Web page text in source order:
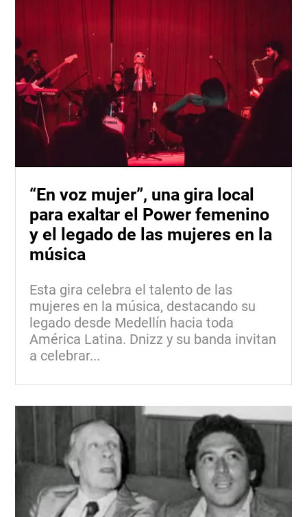
“En voz mujer”, una gira local
para exaltar el Power femenino
y el legado de las mujeres en la
música
Esta gira celebra el talento de las
mujeres en la música, destacando su
legado desde Medellín hacia toda
América Latina. Dnizz y su banda invitan
a celebrar...